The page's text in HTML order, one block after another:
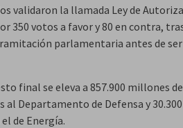
validaron la llamada Ley de
350 votos a favor y 80 en contra,
parlamentaria antes de
final se eleva a 857.900 millones
al Departamento de Defensa y
de Energía.